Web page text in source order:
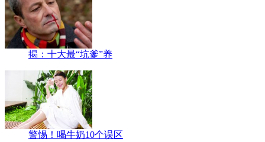
揭：十大最“坑爹”养
警惕！喝牛奶10个误区